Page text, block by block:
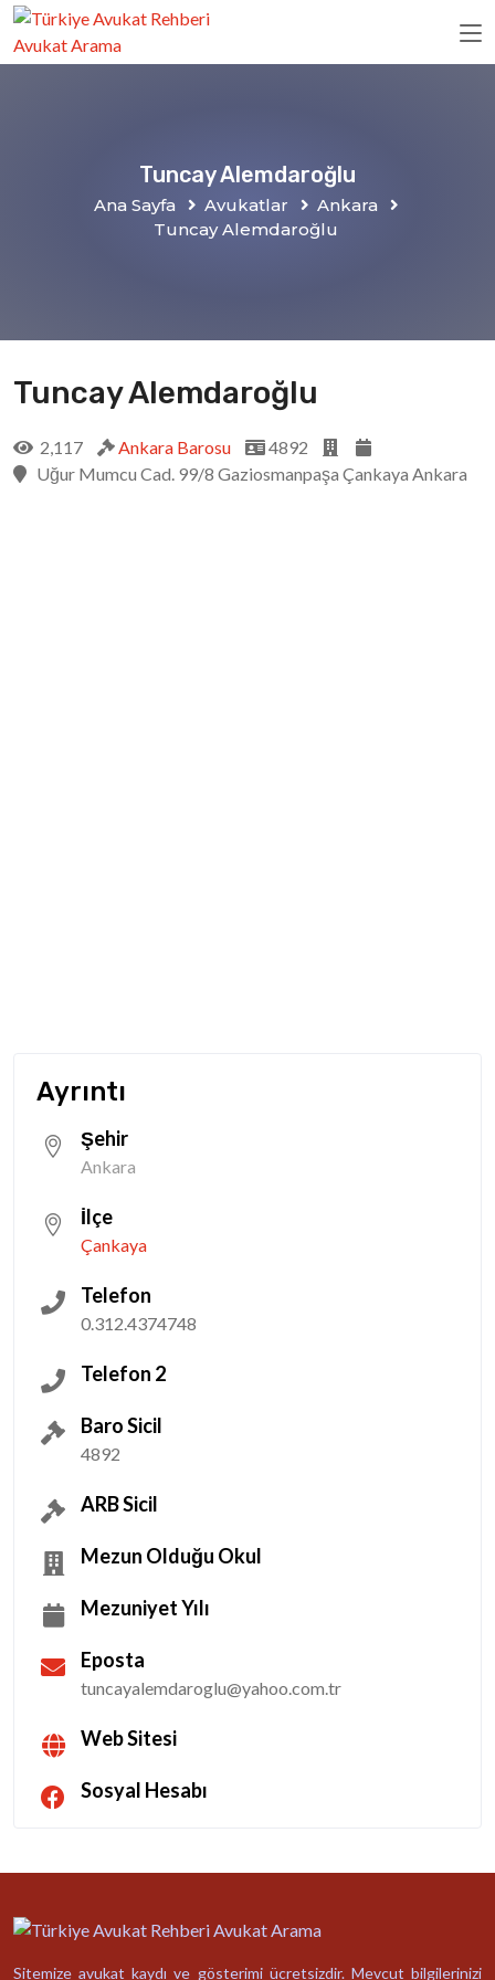
Tuncay Alemdaroğlu
Ana Sayfa Avukatlar
Ankara
Tuncay Alemdaroğlu
Tuncay Alemdaroğlu
2,117 Ankara Barosu
4892
Uğur Mumcu Cad. 99/8 Gaziosmanpaşa Çankaya Ankara
Ayrıntı
Şehir
Ankara
İlçe
Çankaya
Telefon
0.312.4374748
Telefon 2
Baro Sicil
4892
ARB Sicil
Mezun Olduğu Okul
Mezuniyet Yılı
Eposta
tuncayalemdaroglu@yahoo.com.tr
Web Sitesi
Sosyal Hesabı
Sitemize avukat kaydı ve gösterimi ücretsizdir. Mevcut bilgilerinizi